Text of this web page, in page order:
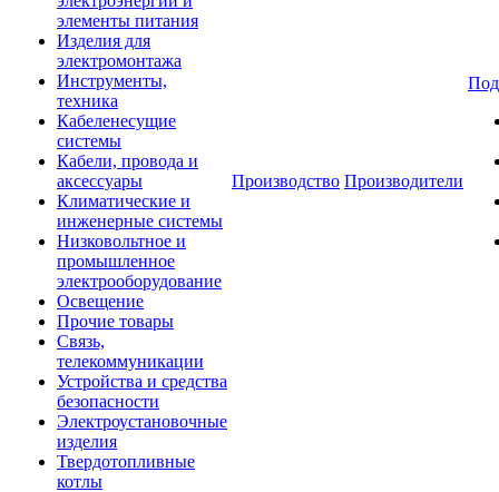
элементы питания
Изделия для
электромонтажа
Инструменты,
техника
Кабеленесущие
системы
Кабели, провода и
аксессуары
Климатические и
инженерные системы
Низковольтное и
промышленное
электрооборудование
Освещение
Прочие товары
Связь,
телекоммуникации
Устройства и средства
безопасности
Электроустановочные
изделия
Твердотопливные
котлы
Производство Производители